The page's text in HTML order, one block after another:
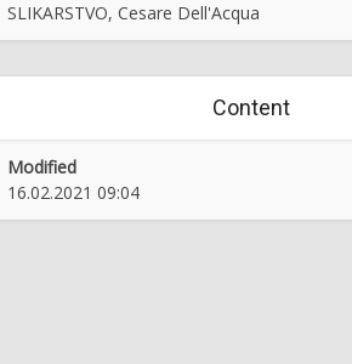
SLIKARSTVO, Cesare Dell'Acqua
Content
Modified
16.02.2021 09:04